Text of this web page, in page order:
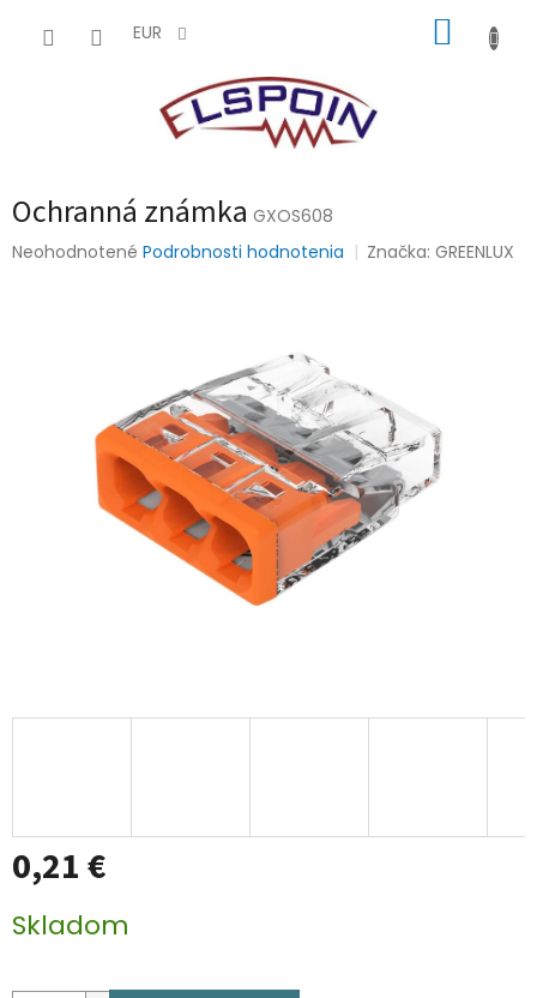
EUR
Ochranná známka GXOS608
Priemerné
Neohodnotené Podrobnosti hodnotenia Značka:GREENLUX
0,21 €
cena:
Skladom